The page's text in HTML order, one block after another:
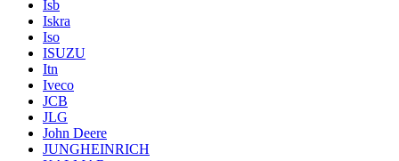
Isb
Iskra
Iso
ISUZU
Itn
Iveco
JCB
JLG
John Deere
JUNGHEINRICH